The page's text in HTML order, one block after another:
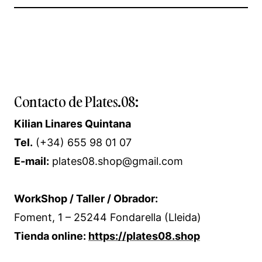
Contacto de Plates.08:
Kilian Linares Quintana
Tel. (+34) 655 98 01 07
E-mail: plates08.shop@gmail.com
WorkShop / Taller / Obrador:
Foment, 1 – 25244 Fondarella (Lleida)
Tienda online: https://plates08.shop